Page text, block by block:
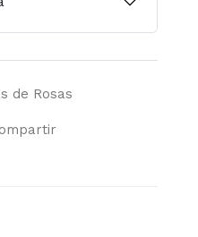
de Rosas